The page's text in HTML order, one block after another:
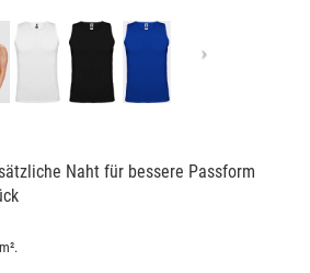
Naht für bessere Passform